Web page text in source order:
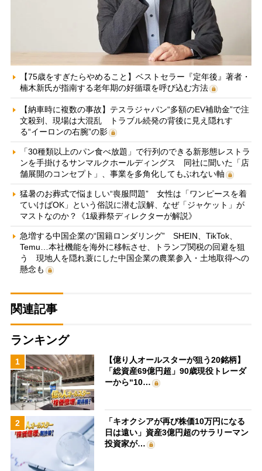
【75歳をすぎたらやめること】ベストセラー『定年後』著者・
楠木新氏が指南する老年期の好循環を呼び込む方法
【納車時に複数の事故】テスラジャパン“多額のEV補助金”で注
文殺到、現場は大混乱 トラブル続発の背後に見え隠れす
る“イーロンの右腕”の影
「30種類以上のパン食べ放題」で行列のできる新形態レストラ
ンを手掛けるサンマルクホールディングス 同社に聞いた「店
舗展開のコンセプト」、事業を多角化してもぶれない軸
猛暑のお葬式で悩ましい“喪服問題” 女性は「ワンピースを着
ていけばOK」という俗説に潜む誤解、なぜ「ジャケット」が
マストなのか？《1級葬祭ディレクターが解説》
急増する中国企業の“国籍ロンダリング” SHEIN、TikTok、
Temu…本社機能を海外に移転させ、トランプ関税の回避を狙
う 現地人を隠れ蓑にした中国企業の農業参入・土地取得への
懸念も
関連記事
ランキング
1
【億り人オールスターが狙う20銘柄】
「総資産69億円超」90歳現役トレーダ
ーから“10…
2
「キオクシアが再び株価10万円になる
日は遠い」資産3億円超のサラリーマン
投資家が…